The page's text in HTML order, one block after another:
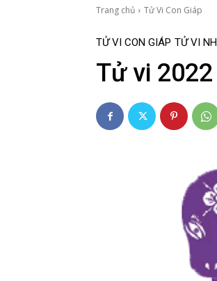
Trang chủ Tử Vi Con Giáp
TỬ VI CON GIÁP TỬ VI
Tử vi